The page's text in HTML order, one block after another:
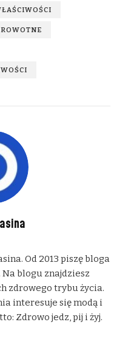
Od 2013 piszę bloga
blogu znajdziesz
zdrowego trybu życia.
interesuje się modą i
Zdrowo jedz, pij i żyj.